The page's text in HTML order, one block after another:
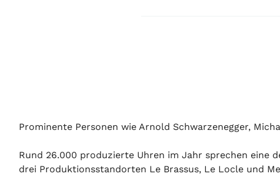
Prominente Personen wie Arnold Schwarzenegger,
Rund 26.000 produzierte Uhren im Jahr sprechen eine
drei Produktionsstandorten Le Brassus, Le Locle und